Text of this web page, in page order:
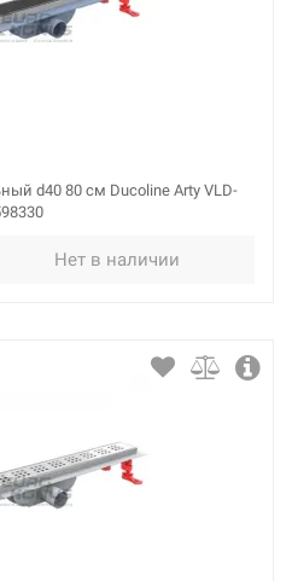
d40 80 см Ducoline Arty VLD-
Нет в наличии